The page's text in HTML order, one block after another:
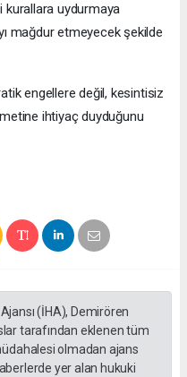
kurallara uydurmaya
mağdur etmeyecek şekilde
engellere değil, kesintisiz
ihtiyaç duyduğunu
(İHA), Demirören
tarafından eklenen tüm
olmadan ajans
yer alan hukuki